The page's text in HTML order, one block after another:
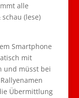
alle
(lese)
Smartphone
mit
und müsst bei
Übermittlung